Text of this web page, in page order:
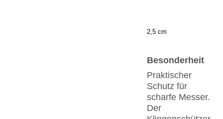
2,5 cm
Besonderheit
Praktischer
Schutz für
scharfe Messer.
Der